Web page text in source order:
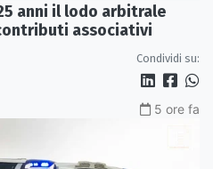
anni il lodo arbitrale
associativi
Condividi su:
5 ore fa